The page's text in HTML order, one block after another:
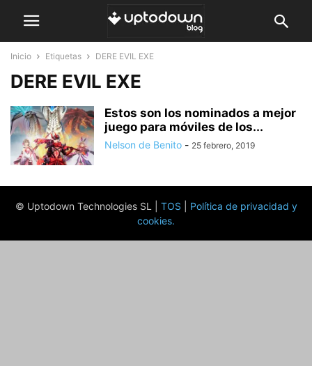
Inicio Etiquetas DERE EVIL EXE
DERE EVIL EXE
Estos son los nominados a mejor
juego para móviles de los...
Nelson de Benito - 25 febrero, 2019
© Uptodown Technologies SL | TOS
Política de privacidad y
cookies.